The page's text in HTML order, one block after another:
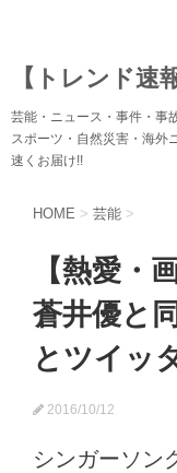
【トレンド速
芸能・ニュース・事件・事
スポーツ・自然災害・海外
速くお届け!!
HOME > 芸能 >
【熱愛・
蒼井優と
とツイッ
2016/10/12
シンガーソン